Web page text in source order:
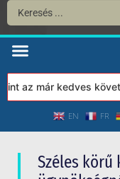
már kedves
EN FR
Széles körű